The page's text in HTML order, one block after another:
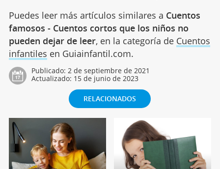
Puedes leer más artículos similares a Cuentos
famosos - Cuentos cortos que los niños no
pueden dejar de leer, en la categoría de Cuentos
infantiles en Guiainfantil.com.
Publicado: 2 de septiembre de 2021
Actualizado: 15 de junio de 2023
RELACIONADOS